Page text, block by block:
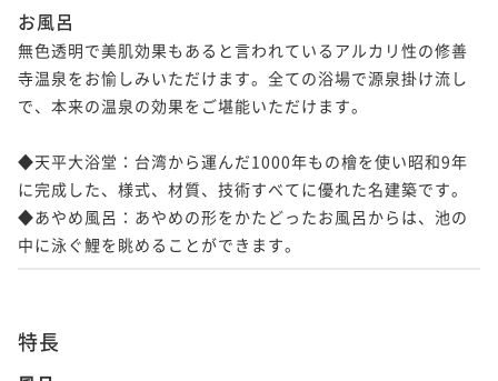
お風呂
無色透明で美肌効果もあると言われているアルカリ性の修善
寺温泉をお愉しみいただけます。全ての浴場で源泉掛け流し
で、本来の温泉の効果をご堪能いただけます。
◆天平大浴堂：台湾から運んだ1000年もの檜を使い昭和9年
に完成した、様式、材質、技術すべてに優れた名建築です。
◆あやめ風呂：あやめの形をかたどったお風呂からは、池の
特長